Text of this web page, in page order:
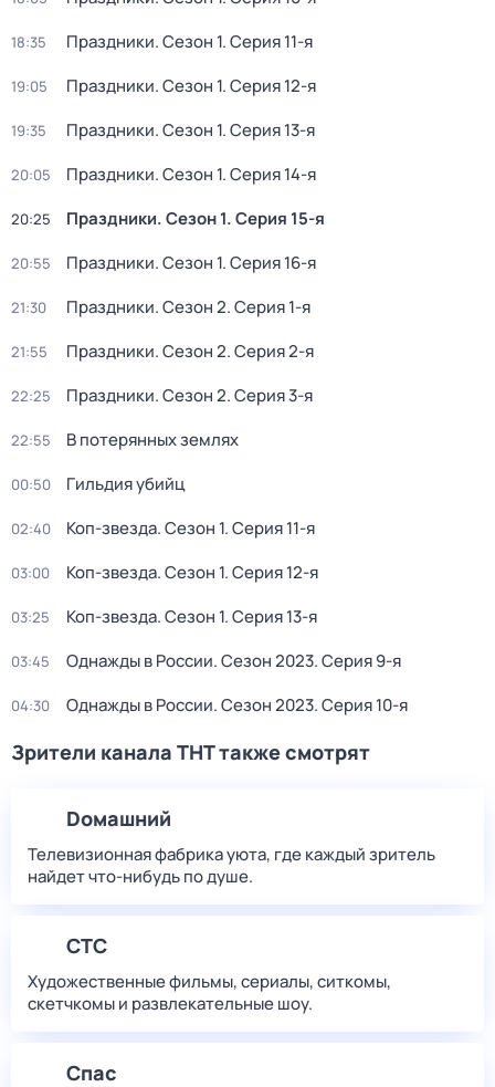
18:35 Праздники. Сезон 1. Серия 11-я
19:05 Праздники. Сезон 1. Серия 12-я
19:35 Праздники. Сезон 1. Серия 13-я
20:05 Праздники. Сезон 1. Серия 14-я
20:25 Праздники. Сезон 1. Серия 15-я
20:55 Праздники. Сезон 1. Серия 16-я
21:30 Праздники. Сезон 2. Серия 1-я
21:55 Праздники. Сезон 2. Серия 2-я
22:25 Праздники. Сезон 2. Серия 3-я
22:55 В потерянных землях
00:50 Гильдия убийц
02:40 Коп-звезда. Сезон 1. Серия 11-я
03:00 Коп-звезда. Сезон 1. Серия 12-я
03:25 Коп-звезда. Сезон 1. Серия 13-я
03:45 Однажды в России. Сезон 2023. Серия 9-я
04:30 Однажды в России. Сезон 2023. Серия 10-я
Зрители канала ТНТ также смотрят
Dомашний
Телевизионная фабрика уюта, где каждый зритель
найдет что‑нибудь по душе.
СТС
Художественные фильмы, сериалы, ситкомы,
скетчкомы и развлекательные шоу.
Спас